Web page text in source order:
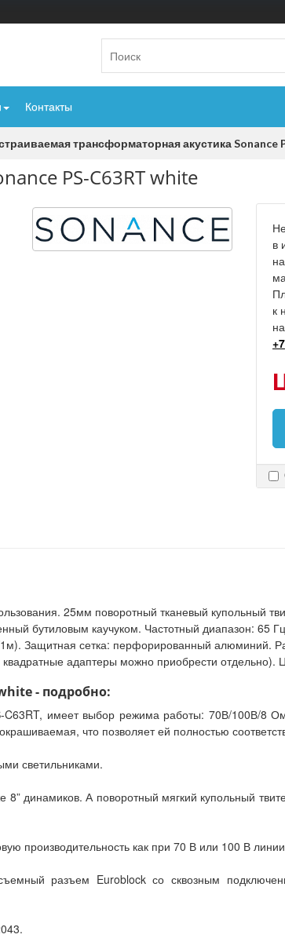
Контакты
трансформаторная акустика Sonance
PS-C63RT white
в
к
25мм поворотный тканевый купольный
бутиловым каучуком. Частотный диапазон: 65
Защитная сетка: перфорированный алюминий.
адаптеры можно приобрести отдельно).
- подробно:
C63RT, имеет выбор режима работы: 70В/100В/8
что позволяет ей полностью
светильниками.
динамиков. А поворотный мягкий купольный
производительность как при 70 В или 100 В
разъем Euroblock со сквозным